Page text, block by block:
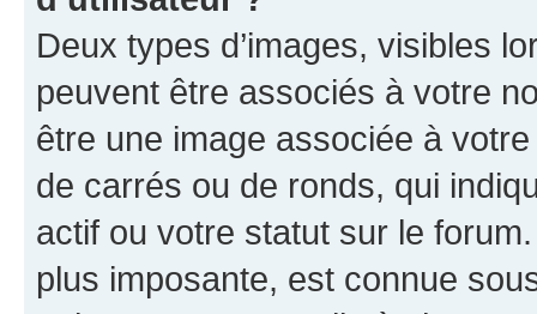
Deux types d’images, visibles
peuvent être associés à votre
être une image associée à
de carrés ou de ronds, qui
actif ou votre statut sur le
plus imposante, est connue